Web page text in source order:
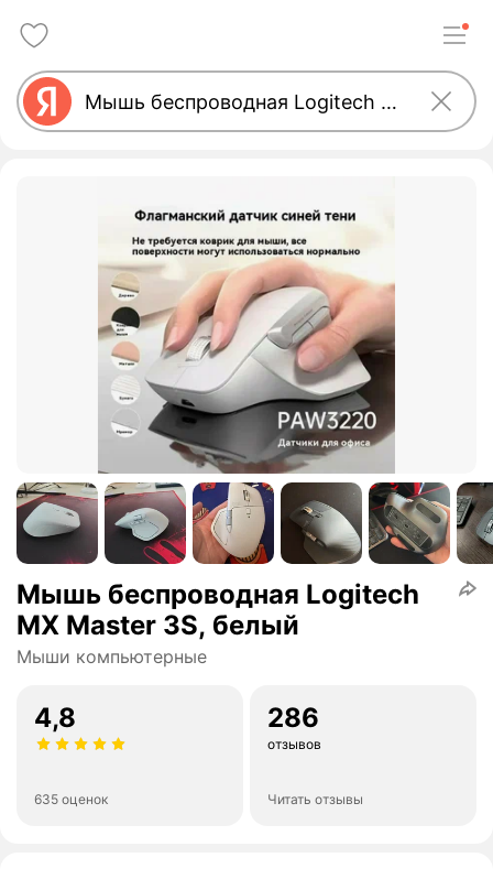
Мышь беспроводная Logitech
MX Master 3S, белый
Мыши компьютерные
4,8
635 оценок
286
отзывов
Читать отзывы